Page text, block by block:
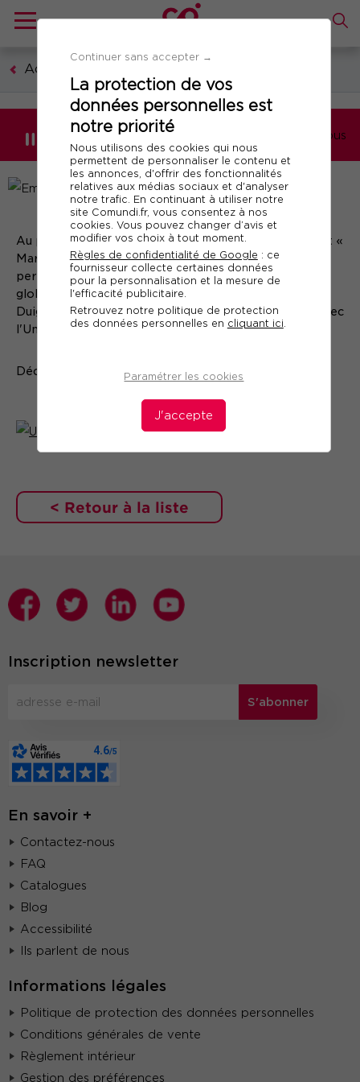
Continuer sans accepter →
La protection de vos
données personnelles est
notre priorité
Nous utilisons des cookies qui nous
permettent de personnaliser le contenu et
les annonces, d'offrir des fonctionnalités
relatives aux médias sociaux et d'analyser
notre trafic. En continuant à utiliser notre
site Comundi.fr, vous consentez à nos
cookies. Vous pouvez changer d’avis et
modifier vos choix à tout moment.
Règles de confidentialité de Google : ce
fournisseur collecte certaines données
pour la personnalisation et la mesure de
l'efficacité publicitaire.
Retrouvez notre politique de protection
des données personnelles en cliquant ici
Paramétrer les cookies
J'accepte
Accueil
Ils parlent de nous
Au plus près des pratiques actuelles, le cycle certifiant «
Marketing et communication digitale » de Comundi
permet aux professionnels d'acquérir une vision
globale des stratégies web. Rencontre avec Servane
Duigou, la responsable de ce programme construit avec
l'Université Paris-Dauphine.
Découvrir l'articleICI
< Retour à la liste
Inscription newsletter
S'abonner
En savoir +
Contactez-nous
FAQ
Catalogues
Blog
Accessibilité
Ils parlent de nous
Informations légales
Politique de protection des données personnelles
Conditions générales de vente
Règlement intérieur
Gestion des préférences